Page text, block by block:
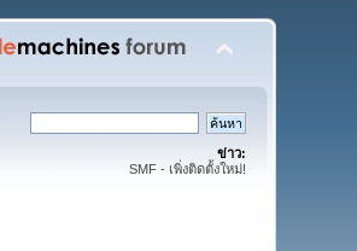
ข่าว:
SMF - เพิ่งติดตั้งใหม่!